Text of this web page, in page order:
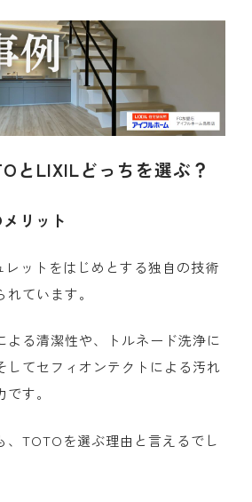
とLIXILどっちを選ぶ？
リット
ットをはじめとする独自の技術
ています。
よる清潔性や、トルネード洗浄に
してセフィオンテクトによる汚れ
す。
、TOTOを選ぶ理由と言えるでし